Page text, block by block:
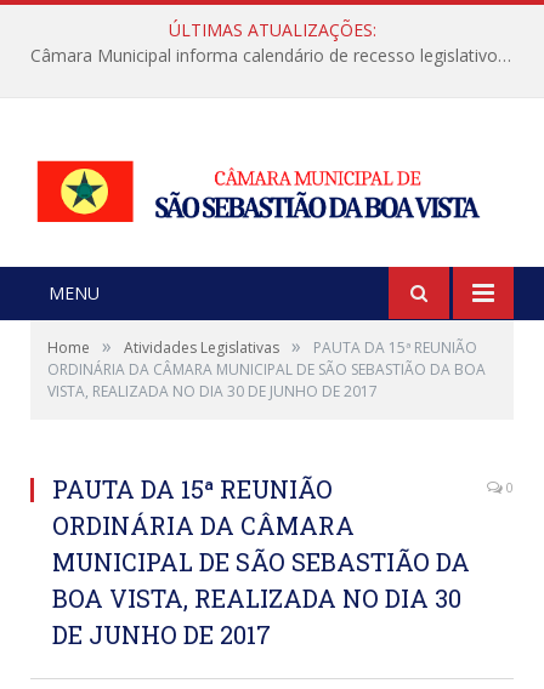
ÚLTIMAS ATUALIZAÇÕES:
Câmara Municipal informa calendário de recesso legislativo de julho
MENU
Home » Atividades Legislativas »
PAUTA DA 15ª REUNIÃO
ORDINÁRIA DA CÂMARA MUNICIPAL DE SÃO SEBASTIÃO DA BOA
VISTA, REALIZADA NO DIA 30 DE JUNHO DE 2017
PAUTA DA 15ª REUNIÃO
ORDINÁRIA DA CÂMARA
MUNICIPAL DE SÃO SEBASTIÃO DA
BOA VISTA, REALIZADA NO DIA 30
DE JUNHO DE 2017
0